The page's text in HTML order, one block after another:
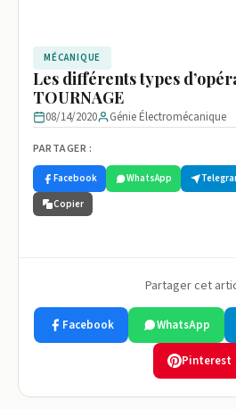
MÉCANIQUE
Les différents types
TOURNAGE
08/14/2020 Génie Électromécanique
PARTAGER :
Facebook WhatsApp
Copier
Partager cet
Facebook WhatsApp
Pinterest